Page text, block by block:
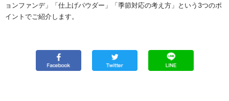
ョンファンデ」「仕上げパウダー」「季節対応の考え方」という3つのポ
イントでご紹介します。